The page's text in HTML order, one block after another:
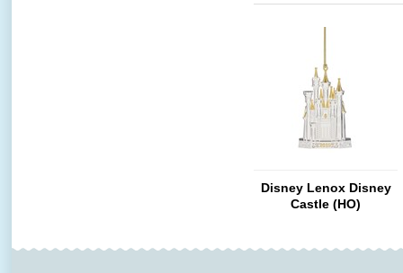
Disney Lenox Disney
Castle (HO)